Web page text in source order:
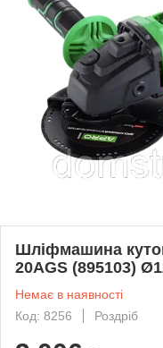
Шліфмашина
20AGS (895103)
Немає в наявності
Код: 8256
Роздріб